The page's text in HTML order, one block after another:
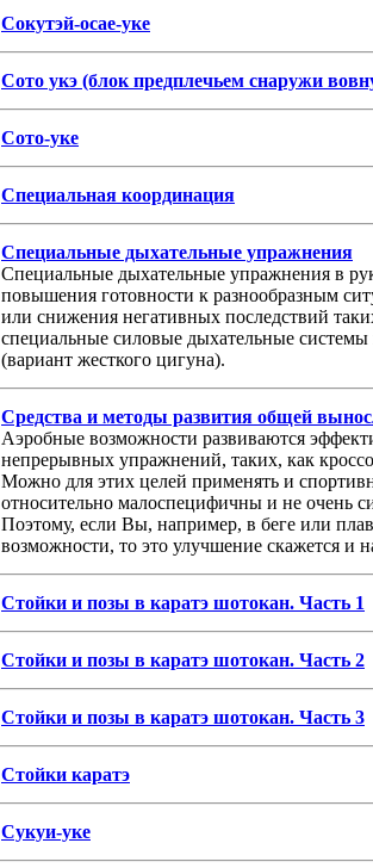
Сокутэй-осае-уке
Сото укэ (блок предплечьем снаружи
Сото-уке
Специальная координация
Специальные дыхательные упражнения
Специальные дыхательные упражнения в
повышения готовности к разнообразным
или снижения негативных последствий
специальные силовые дыхательные
(вариант жесткого цигуна).
Средства и методы развития общей
Аэробные возможности развиваются
непрерывных упражнений, таких, как
Можно для этих целей применять и
относительно малоспецифичны и не очень
Поэтому, если Вы, например, в беге или
возможности, то это улучшение скажется и
Стойки и позы в каратэ шотокан. Часть 1
Стойки и позы в каратэ шотокан. Часть 2
Стойки и позы в каратэ шотокан. Часть 3
Стойки каратэ
Сукуи-уке